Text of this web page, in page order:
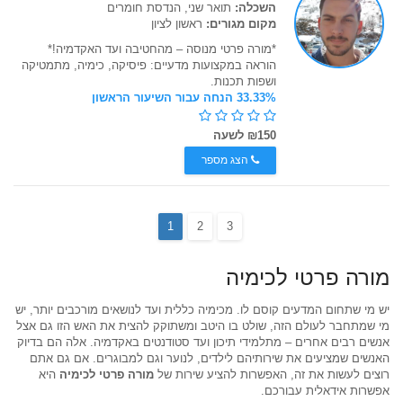
השכלה: תואר שני, הנדסת חומרים
מקום מגורים: ראשון לציון
*מורה פרטי מנוסה – מהחטיבה ועד האקדמיה!*
הוראה במקצועות מדעיים: פיסיקה, כימיה, מתמטיקה
ושפות תכנות.
33.33% הנחה עבור השיעור הראשון
₪150 לשעה
הצג מספר
1 2 3
מורה פרטי לכימיה
יש מי שתחום המדעים קוסם לו. מכימיה כללית ועד לנושאים מורכבים יותר, יש
מי שמתחבר לעולם הזה, שולט בו היטב ומשתוקק להצית את האש הזו גם אצל
אנשים רבים אחרים – מתלמידי תיכון ועד סטודנטים באקדמיה. אלה הם בדיוק
האנשים שמציעים את שירותיהם לילדים, לנוער וגם למבוגרים. אם גם אתם
רוצים לעשות את זה, האפשרות להציע שירות של מורה פרטי לכימיה היא
אפשרות אידאלית עבורכם.